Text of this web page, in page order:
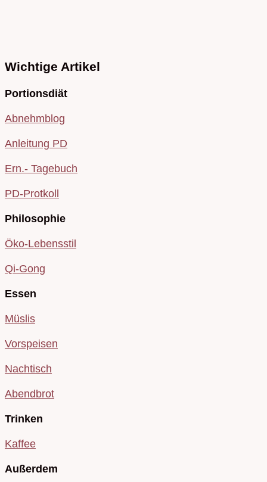
Wichtige Artikel
Portionsdiät
Abnehmblog
Anleitung PD
Ern.- Tagebuch
PD-Protkoll
Philosophie
Öko-Lebensstil
Qi-Gong
Essen
Müslis
Vorspeisen
Nachtisch
Abendbrot
Trinken
Kaffee
Außerdem